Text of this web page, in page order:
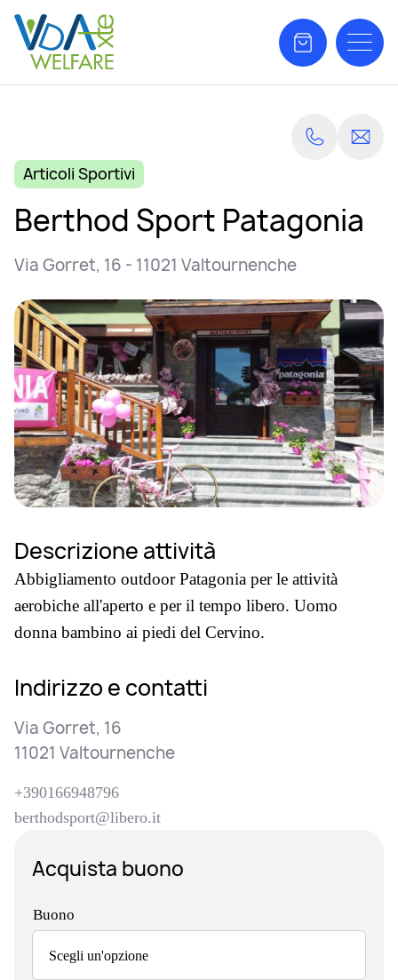
Articoli Sportivi
Berthod Sport Patagonia
Via Gorret, 16 - 11021 Valtournenche
Descrizione attività
Abbigliamento outdoor Patagonia per le attività
aerobiche all'aperto e per il tempo libero. Uomo
donna bambino ai piedi del Cervino.
Indirizzo e contatti
Via Gorret, 16
11021 Valtournenche
+390166948796
berthodsport@libero.it
Acquista buono
Buono